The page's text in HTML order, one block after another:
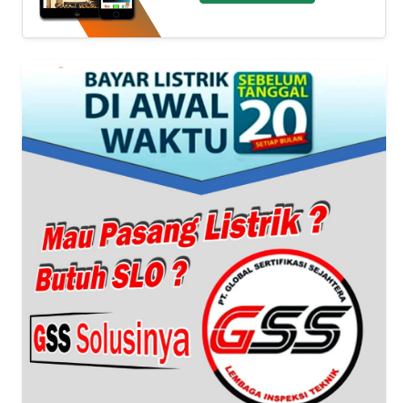
PEDOMAN
MEDIA
KARIR
Wahana
Regional
WN
SUMUT